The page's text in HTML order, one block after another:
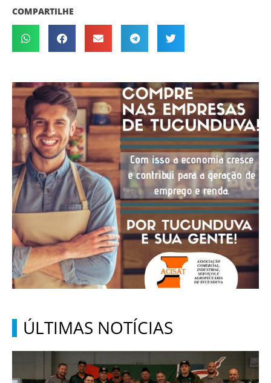
COMPARTILHE
ÚLTIMAS NOTÍCIAS